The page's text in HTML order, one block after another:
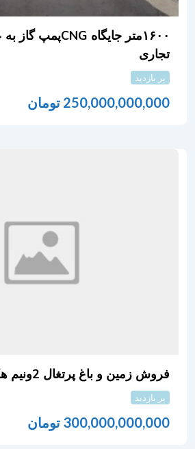
تجاری
پر بازدید
250,000,000,000 تومان
فروش زمین و باغ پرتغال 2ونیم هکتار ویو ابدی
پر بازدید
300,000,000,000 تومان